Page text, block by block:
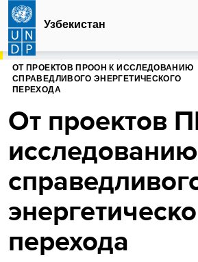
Перейти
основному
содержанию
Узбекистан
ГЛАВНАЯ
ОТ ПРОЕКТОВ ПРООН К ИССЛЕДОВАНИЮ
СПРАВЕДЛИВОГО ЭНЕРГЕТИЧЕСКОГО
ПЕРЕХОДА
От проектов
исследованию
перехода